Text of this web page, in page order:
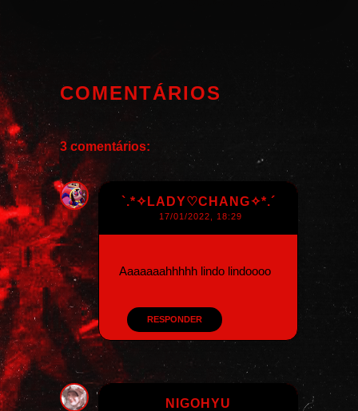
COMENTÁRIOS
3 comentários:
`.*✧LADY♡CHANG✧*.´
17/01/2022, 18:29
Aaaaaaahhhhh lindo lindoooo
RESPONDER
NIGOHYU